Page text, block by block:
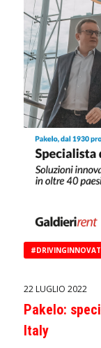
22 LUGLIO 2022
Pakelo:
Italy